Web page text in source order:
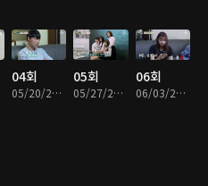
04회
05/20/2017 • 1시간 15분
05회
05/27/2017 • 1시간 16분
06회
06/03/2017 • 1시간 15분